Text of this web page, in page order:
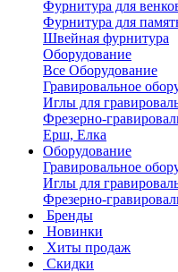
Фурнитура для
Фурнитура для
Швейная фурнитура
Оборудование
Все Оборудование
Гравировальное
Иглы для
Фрезерно-
Ерш, Елка
Оборудование
Гравировальное
Иглы для
Фрезерно-
Бренды
Новинки
Хиты продаж
Скидки